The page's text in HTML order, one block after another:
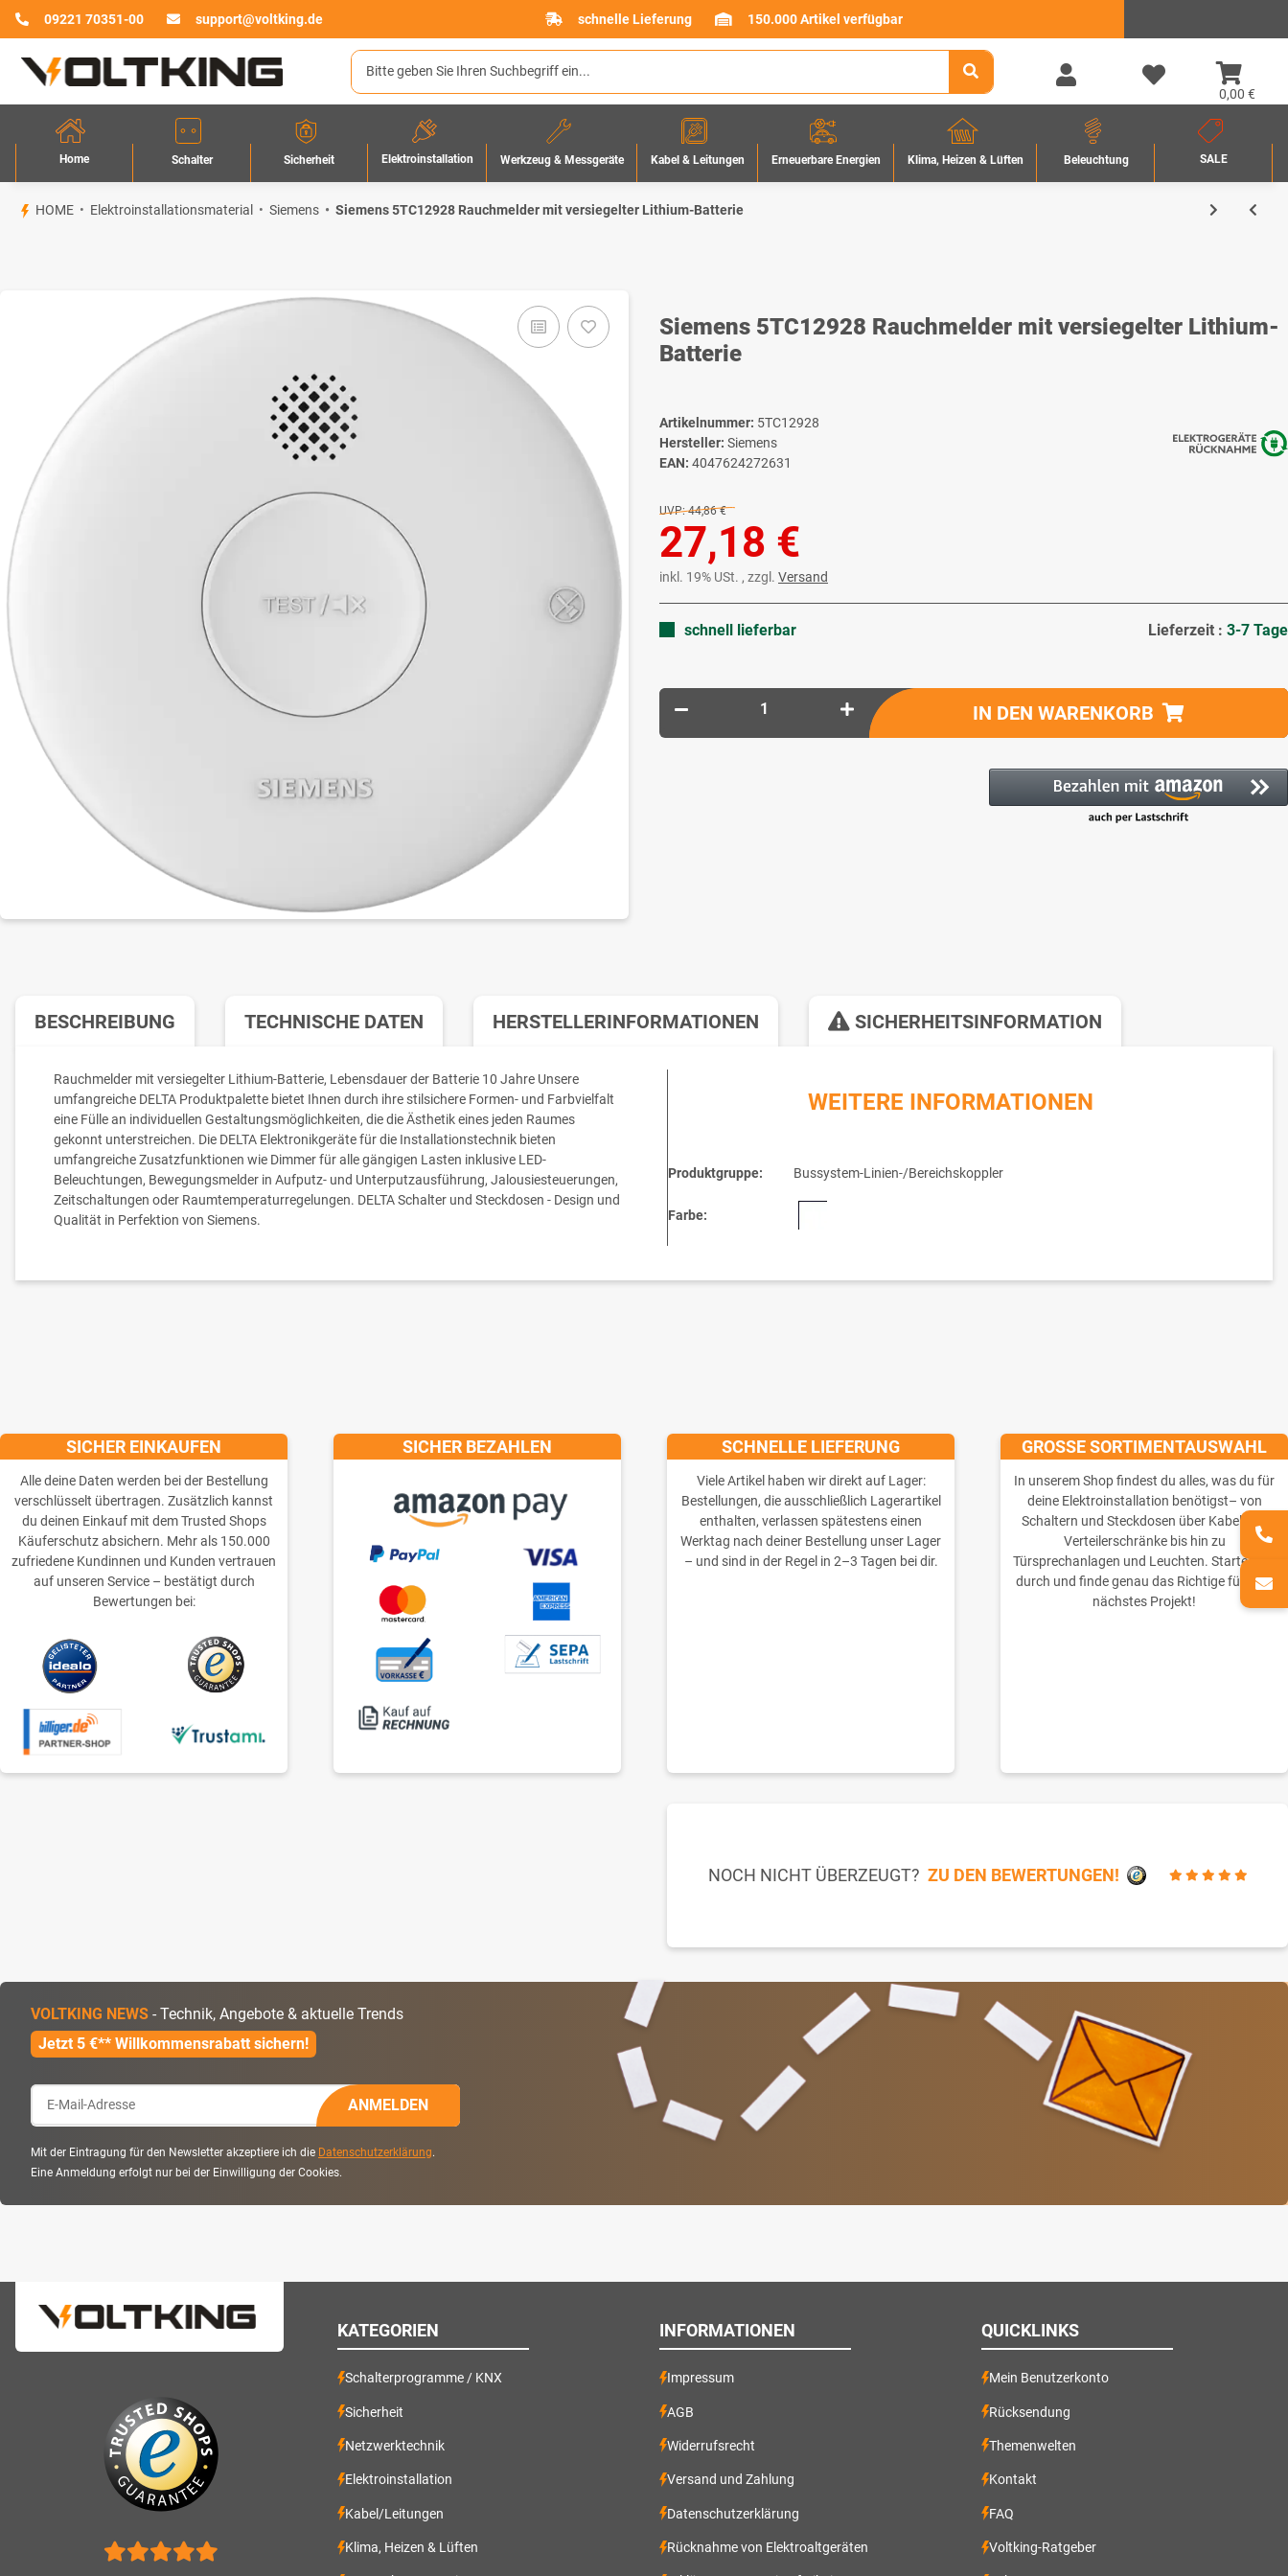
09221 70351-00 support@voltking.de schnelle Lieferung 150.000 Artikel verfügbar
0,00 €
Home Schalter Sicherheit Elektroinstallation Werkzeug & Messgeräte Kabel & Leitungen Erneuerbare Energien Klima, Heizen & Lüften Beleuchtung SALE
HOME Elektroinstallationsmaterial Siemens Siemens 5TC12928 Rauchmelder mit versiegelter Lithium-Batterie
Siemens 5TC12928 Rauchmelder mit versiegelter Lithium-
Batterie
Artikelnummer: 5TC12928
Hersteller: Siemens
EAN: 4047624272631
UVP: 44,86 €
27,18 €
inkl. 19% USt. , zzgl. Versand
schnell lieferbar Lieferzeit : 3-7 Tage
IN DEN WARENKORB
BESCHREIBUNG TECHNISCHE DATEN HERSTELLERINFORMATIONEN SICHERHEITSINFORMATION
Rauchmelder mit versiegelter Lithium-Batterie, Lebensdauer der Batterie 10 Jahre Unsere
umfangreiche DELTA Produktpalette bietet Ihnen durch ihre stilsichere Formen- und Farbvielfalt
eine Fülle an individuellen Gestaltungsmöglichkeiten, die die Ästhetik eines jeden Raumes
gekonnt unterstreichen. Die DELTA Elektronikgeräte für die Installationstechnik bieten
umfangreiche Zusatzfunktionen wie Dimmer für alle gängigen Lasten inklusive LED-
Beleuchtungen, Bewegungsmelder in Aufputz- und Unterputzausführung, Jalousiesteuerungen,
Zeitschaltungen oder Raumtemperaturregelungen. DELTA Schalter und Steckdosen - Design und
Qualität in Perfektion von Siemens.
WEITERE INFORMATIONEN
Produktgruppe: Bussystem-Linien-/Bereichskoppler
Farbe:
VOLTKING NEWS - Technik, Angebote & aktuelle Trends
Jetzt 5 €** Willkommensrabatt sichern!
ANMELDEN
Mit der Eintragung für den Newsletter akzeptiere ich die Datenschutzerklärung.
Eine Anmeldung erfolgt nur bei der Einwilligung der Cookies.
SICHER EINKAUFEN
Alle deine Daten werden bei der Bestellung
verschlüsselt übertragen. Zusätzlich kannst
du deinen Einkauf mit dem Trusted Shops
Käuferschutz absichern. Mehr als 150.000
zufriedene Kundinnen und Kunden vertrauen
auf unseren Service – bestätigt durch
Bewertungen bei:
SICHER BEZAHLEN SCHNELLE LIEFERUNG
Viele Artikel haben wir direkt auf Lager:
Bestellungen, die ausschließlich Lagerartikel
enthalten, verlassen spätestens einen
Werktag nach deiner Bestellung unser Lager
– und sind in der Regel in 2–3 Tagen bei dir.
GROSSE SORTIMENTAUSWAHL
In unserem Shop findest du alles, was du für
deine Elektroinstallation benötigst– von
Schaltern und Steckdosen über Kabel und
Verteilerschränke bis hin zu
Türsprechanlagen und Leuchten. Starte jetzt
durch und finde genau das Richtige für dein
nächstes Projekt!
NOCH NICHT ÜBERZEUGT? ZU DEN BEWERTUNGEN!
KATEGORIEN
Schalterprogramme / KNX
Sicherheit
Netzwerktechnik
Elektroinstallation
Kabel/Leitungen
Klima, Heizen & Lüften
INFORMATIONEN
Impressum
AGB
Widerrufsrecht
Versand und Zahlung
Datenschutzerklärung
Rücknahme von Elektroaltgeräten
QUICKLINKS
Mein Benutzerkonto
Rücksendung
Themenwelten
Kontakt
FAQ
Voltking-Ratgeber